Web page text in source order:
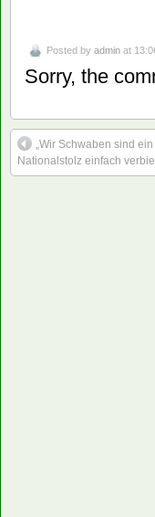
Posted by admin at
Sorry, the
„Wir Schwaben sind
Nationalstolz einfach